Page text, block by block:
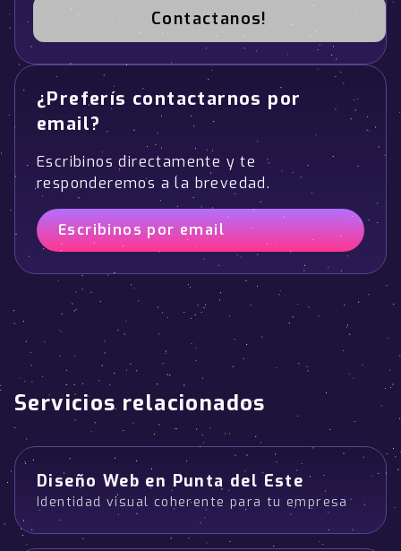
Contactanos!
¿Preferís contactarnos por
email?
Escribinos directamente y te
responderemos a la brevedad.
Escribinos por email
Servicios relacionados
Diseño Web en Punta del Este
Identidad visual coherente para tu empresa